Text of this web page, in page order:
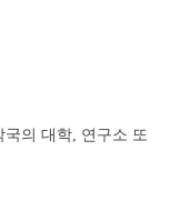
의 대학, 연구소 또